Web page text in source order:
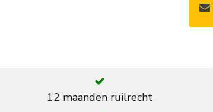
12 maanden ruilrecht